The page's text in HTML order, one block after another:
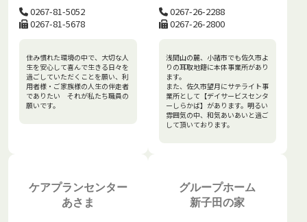
0267-81-5052
0267-81-5678
住み慣れた環境の中で、大切な人
生を安心して喜んで生きる日々を
過ごしていただくことを願い、利
用者様・ご家族様の人生の伴走者
でありたい それが私たち職員の
願いです。
0267-26-2288
0267-26-2800
浅間山の麓、小諸市でも佐久市よ
りの耳取地籍に本体事業所があり
ます。
また、佐久市望月にサテライト事
業所として【デイサービスセンタ
ーしらかば】があります。明るい
雰囲気の中、和気あいあいと過ご
して頂いております。
ケアプランセンター
あさま
グループホーム
新子田の家